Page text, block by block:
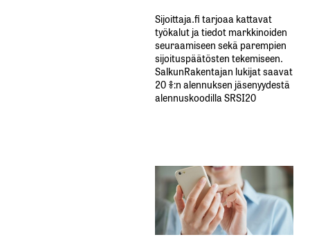
Sijoittaja.fi tarjoaa kattavat
työkalut ja tiedot markkinoiden
seuraamiseen sekä parempien
sijoituspäätösten tekemiseen.
SalkunRakentajan lukijat saavat
20 %:n alennuksen jäsenyydestä
alennuskoodilla SRSI20